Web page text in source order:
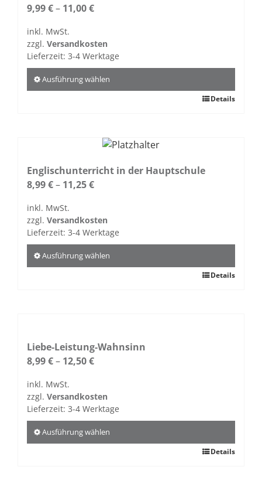
Die
können
auf
Produktseite
gewählt
9,99€– 11,00€
inkl. MwSt.
zzgl. Versandkosten
Lieferzeit: 3-4 Werktage
Ausführung wählen
auf.
Die
können
auf
Produktseite
gewählt
Details
Englischunterricht in der Hauptschule
8,99€– 11,25€
inkl. MwSt.
zzgl. Versandkosten
Lieferzeit: 3-4 Werktage
Ausführung wählen
auf.
Die
können
auf
Produktseite
gewählt
Details
Liebe-Leistung-Wahnsinn
8,99€– 12,50€
inkl. MwSt.
zzgl. Versandkosten
Lieferzeit: 3-4 Werktage
Ausführung wählen
Details